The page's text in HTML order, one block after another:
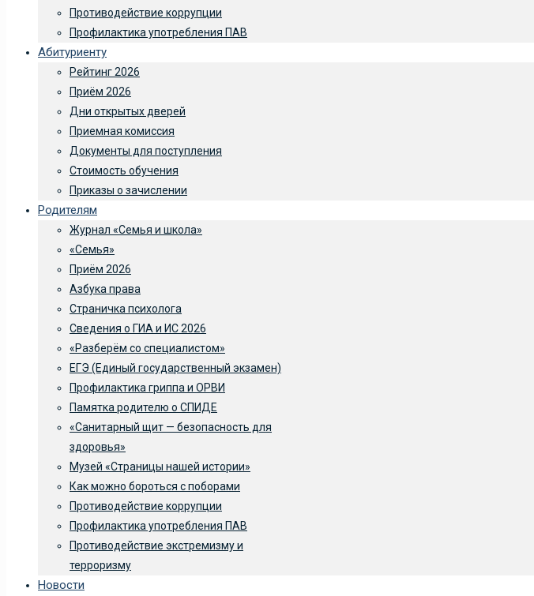
Противодействие коррупции
Профилактика употребления ПАВ
Абитуриенту
Рейтинг 2026
Приём 2026
Дни открытых дверей
Приемная комиссия
Документы для поступления
Стоимость обучения
Приказы о зачислении
Родителям
Журнал «Семья и школа»
«Семья»
Приём 2026
Азбука права
Страничка психолога
Сведения о ГИА и ИС 2026
«Разберём со специалистом»
ЕГЭ (Единый государственный экзамен)
Профилактика гриппа и ОРВИ
Памятка родителю о СПИДЕ
«Санитарный щит — безопасность для
здоровья»
Музей «Страницы нашей истории»
Как можно бороться с поборами
Противодействие коррупции
Профилактика употребления ПАВ
Противодействие экстремизму и
терроризму
Новости